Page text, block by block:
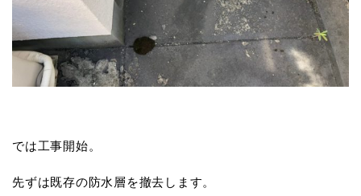
では工事開始。
先ずは既存の防水層を撤去します。